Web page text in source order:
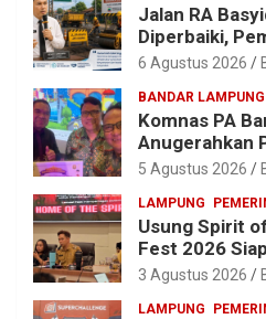
Jalan RA
Diperbaiki,
Alokasikan
6 Agustus 2026
BANDAR LAMPUNG
Komnas PA
Anugerahkan
Kombes Pol.
5 Agustus 2026
LAMPUNG
Usung Spirit
Fest 2026
Spektakuler
3 Agustus 2026
LAMPUNG